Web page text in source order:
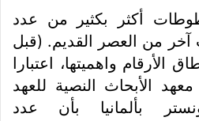
أكثر بكثير من عدد
من العصر القديم. (قبل
الأرقام واهميتها، اعتبارا
أدرج معهد الأبحاث النصية للعهد
بألمانيا بأن عدد